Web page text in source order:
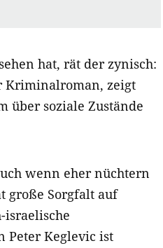
hat, rät der zynisch:
Kriminalroman, zeigt
über soziale Zustände
wenn eher nüchtern
große Sorgfalt auf
israelische
Peter Keglevic ist